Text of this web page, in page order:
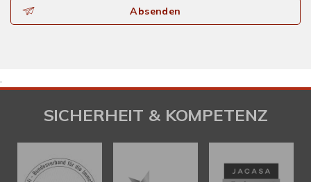
Absenden
.
SICHERHEIT & KOMPETENZ